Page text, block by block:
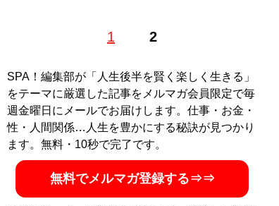
1 2
ンセラー。本連載意外に『SmartFLASH』（光文社）で
ラム連載。そのほか『文春オンライン』（文藝春秋）、
『現代ビジネス』（講談社）、『集英社オンライン』
（集英社）、『週刊女性PRIME』（主婦と生活社）、
『女子SPA!』（扶桑社）などにコラム寄稿。LINE公式の
チャット相談サービスにて、計1万件以上の恋愛相談を
受けている。公式SNS（X）は @SakaiyaDaichi
記事一覧へ
SPA！編集部が「人生後半を賢く楽しく生きる」
をテーマに厳選した記事をメルマガ会員限定で毎
週金曜日にメールでお届けします。仕事・お金・
性・人間関係…人生を豊かにする秘訣が見つかり
ます。無料・10秒で完了です。
無料でメルマガ登録する⇒⇒